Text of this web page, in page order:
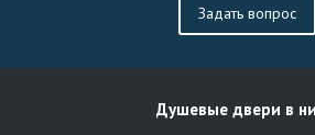
Задать вопрос
Душевые двери в